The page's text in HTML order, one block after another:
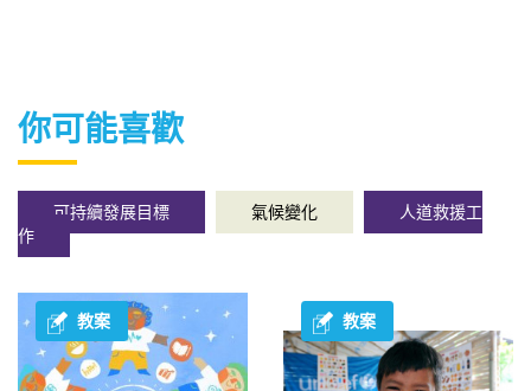
你可能喜歡
可持續發展目標 氣候變化
人道救援工
作
教案 教案